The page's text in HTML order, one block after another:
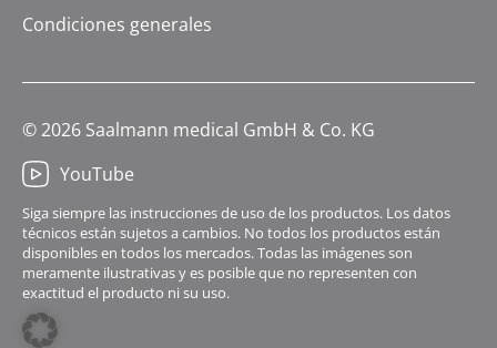
Condiciones generales
© 2026 Saalmann medical GmbH & Co. KG
YouTube
Siga siempre las instrucciones de uso de los productos. Los datos
técnicos están sujetos a cambios. No todos los productos están
disponibles en todos los mercados. Todas las imágenes son
meramente ilustrativas y es posible que no representen con
exactitud el producto ni su uso.